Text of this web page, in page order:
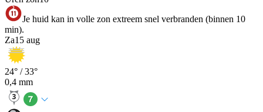
Je huid kan in volle zon extreem snel verbranden (binnen 10
min).
Za15 aug
24° /33°
0,4 mm